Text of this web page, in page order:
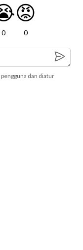
0
😡
0
dan diatur